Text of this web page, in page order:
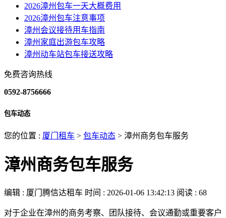
2026漳州包车一天大概费用
2026漳州包车注意事项
漳州会议接待用车指南
漳州家庭出游包车攻略
漳州动车站包车接送攻略
免费咨询热线
0592-8756666
包车动态
您的位置 : 厦门租车 > 包车动态 > 漳州商务包车服务
漳州商务包车服务
编辑 : 厦门腾信达租车 时间 : 2026-01-06 13:42:13 阅读 : 68
对于企业在漳州的商务考察、团队接待、会议通勤或重要客户